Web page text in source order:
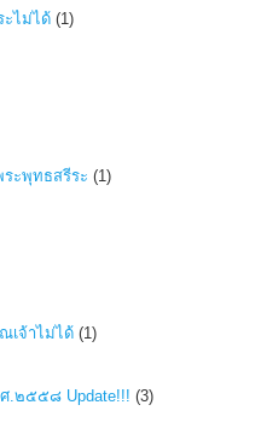
ไม่ได้ (1)
ะพุทธสรีระ (1)
เจ้าไม่ได้ (1)
.๒๕๕๘ Update!!! (3)